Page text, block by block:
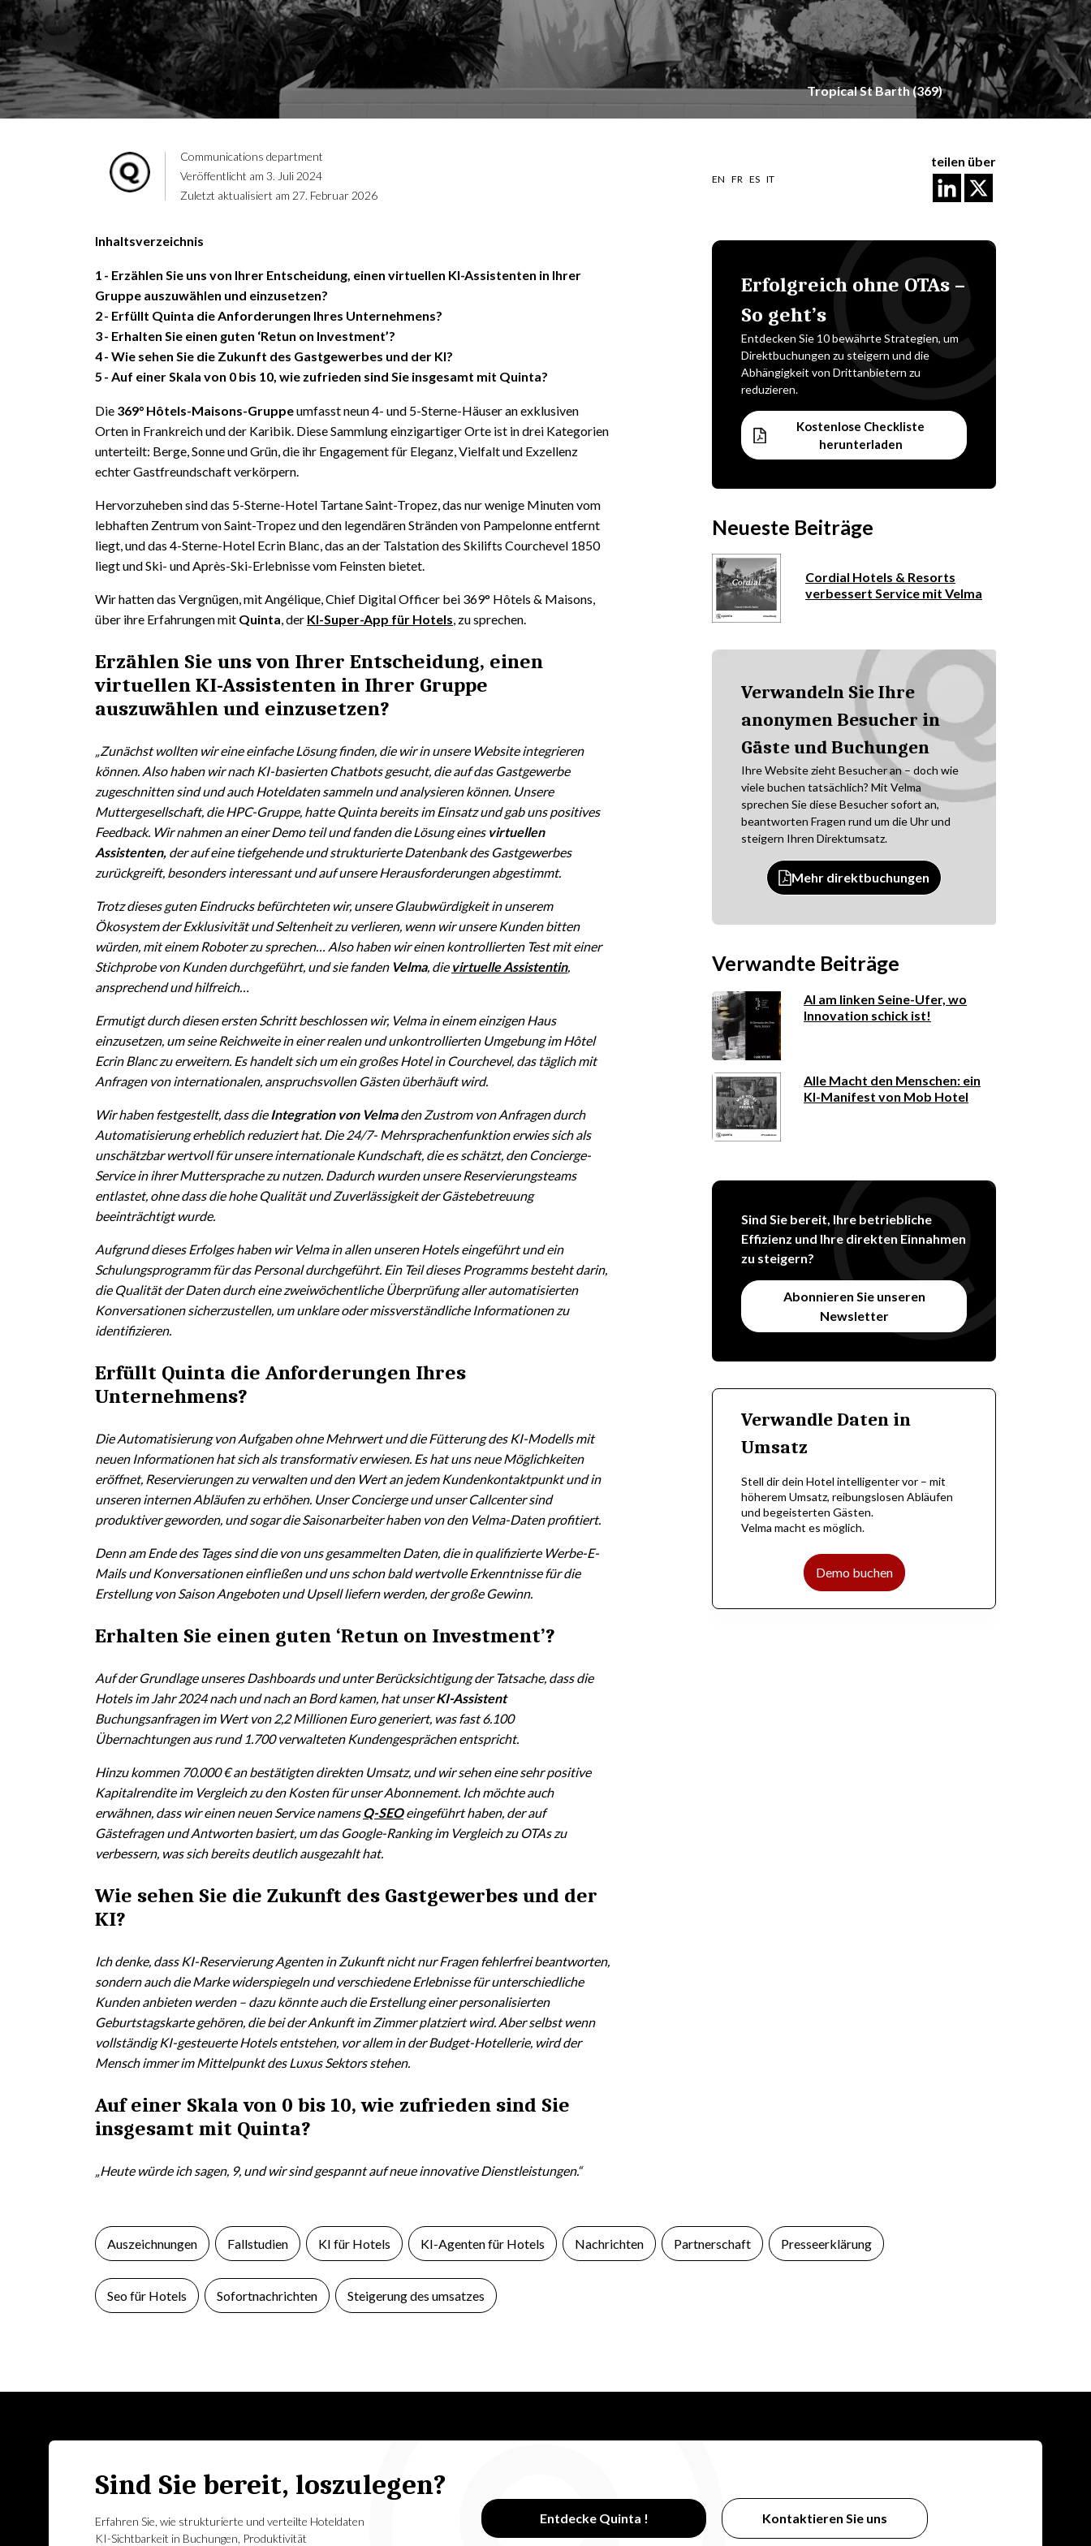
Tropical St Barth (369)
Communications department
Veröffentlicht am 3. Juli 2024
Zuletzt aktualisiert am 27. Februar 2026
EN FR ES IT
teilen über
Inhaltsverzeichnis
1
Erzählen Sie uns von Ihrer Entscheidung, einen virtuellen KI-Assistenten in Ihrer
Gruppe auszuwählen und einzusetzen?
2
Erfüllt Quinta die Anforderungen Ihres Unternehmens?
3
Erhalten Sie einen guten ‘Retun on Investment’?
4 Wie sehen Sie die Zukunft des Gastgewerbes und der KI?
5
Auf einer Skala von 0 bis 10, wie zufrieden sind Sie insgesamt mit Quinta?
Die 369° Hôtels-Maisons-Gruppeumfasst neun 4- und 5-Sterne-Häuser an exklusiven
Orten in Frankreich und der Karibik. Diese Sammlung einzigartiger Orte ist in drei Kategorien
unterteilt: Berge, Sonne und Grün, die ihr Engagement für Eleganz, Vielfalt und Exzellenz
echter Gastfreundschaft verkörpern.
Hervorzuheben sind das 5-Sterne-Hotel Tartane Saint-Tropez, das nur wenige Minuten vom
lebhaften Zentrum von Saint-Tropez und den legendären Stränden von Pampelonne entfernt
liegt, und das 4-Sterne-Hotel Ecrin Blanc, das an der Talstation des Skilifts Courchevel 1850
liegt und Ski- und Après-Ski-Erlebnisse vom Feinsten bietet.
Wir hatten das Vergnügen, mit Angélique, Chief Digital Officer bei 369° Hôtels & Maisons,
über ihre Erfahrungen mit Quinta, der KI-Super-App für Hotels, zu sprechen.
Erzählen Sie uns von Ihrer Entscheidung, einen
virtuellen KI-Assistenten in Ihrer Gruppe
auszuwählen und einzusetzen?
„Zunächst wollten wir eine einfache Lösung finden, die wir in unsere Website integrieren
können. Also haben wir nach KI-basierten Chatbots gesucht, die auf das Gastgewerbe
zugeschnitten sind und auch Hoteldaten sammeln und analysieren können. Unsere
Muttergesellschaft, die HPC-Gruppe, hatte Quinta bereits im Einsatz und gab uns positives
Feedback. Wir nahmen an einer Demo teil und fanden die Lösung eines virtuellen
Assistenten, der auf eine tiefgehende und strukturierte Datenbank des Gastgewerbes
zurückgreift, besonders interessant und auf unsere Herausforderungen abgestimmt.
Trotz dieses guten Eindrucks befürchteten wir, unsere Glaubwürdigkeit in unserem
Ökosystem der Exklusivität und Seltenheit zu verlieren, wenn wir unsere Kunden bitten
würden, mit einem Roboter zu sprechen… Also haben wir einen kontrollierten Test mit einer
Stichprobe von Kunden durchgeführt, und sie fanden Velma, die virtuelle Assistentin,
ansprechend und hilfreich…
Ermutigt durch diesen ersten Schritt beschlossen wir, Velma in einem einzigen Haus
einzusetzen, um seine Reichweite in einer realen und unkontrollierten Umgebung im Hôtel
Ecrin Blanc zu erweitern. Es handelt sich um ein großes Hotel in Courchevel, das täglich mit
Anfragen von internationalen, anspruchsvollen Gästen überhäuft wird.
Wir haben festgestellt, dass dieIntegration von Velmaden Zustrom von Anfragen durch
Automatisierung erheblich reduziert hat. Die 24/7- Mehrsprachenfunktion erwies sich als
unschätzbar wertvoll für unsere internationale Kundschaft, die es schätzt, den Concierge-
Service in ihrer Muttersprache zu nutzen. Dadurch wurden unsere Reservierungsteams
entlastet, ohne dass die hohe Qualität und Zuverlässigkeit der Gästebetreuung
beeinträchtigt wurde.
Aufgrund dieses Erfolges haben wir Velma in allen unseren Hotels eingeführt und ein
Schulungsprogramm für das Personal durchgeführt. Ein Teil dieses Programms besteht darin,
die Qualität der Daten durch eine zweiwöchentliche Überprüfung aller automatisierten
Konversationen sicherzustellen, um unklare oder missverständliche Informationen zu
identifizieren.
Erfüllt Quinta die Anforderungen Ihres
Unternehmens?
Die Automatisierung von Aufgaben ohne Mehrwert und die Fütterung des KI-Modells mit
neuen Informationen hat sich als transformativ erwiesen. Es hat uns neue Möglichkeiten
eröffnet, Reservierungen zu verwalten und den Wert an jedem Kundenkontaktpunkt und in
unseren internen Abläufen zu erhöhen. Unser Concierge und unser Callcenter sind
produktiver geworden, und sogar die Saisonarbeiter haben von den Velma-Daten profitiert.
Denn am Ende des Tages sind die von uns gesammelten Daten, die in qualifizierte Werbe-E-
Mails und Konversationen einfließen und uns schon bald wertvolle Erkenntnisse für die
Erstellung von Saison Angeboten und Upsell liefern werden, der große Gewinn.
Erhalten Sie einen guten ‘Retun on Investment’?
Auf der Grundlage unseres Dashboards und unter Berücksichtigung der Tatsache, dass die
Hotels im Jahr 2024 nach und nach an Bord kamen, hat unserKI-Assistent
Buchungsanfragen im Wert von 2,2 Millionen Euro generiert, was fast 6.100
Übernachtungen aus rund 1.700 verwalteten Kundengesprächen entspricht.
Hinzu kommen 70.000 € an bestätigten direkten Umsatz, und wir sehen eine sehr positive
Kapitalrendite im Vergleich zu den Kosten für unser Abonnement. Ich möchte auch
erwähnen, dass wir einen neuen Service namensQ-SEOeingeführt haben, der auf
Gästefragen und Antworten basiert, um das Google-Ranking im Vergleich zu OTAs zu
verbessern, was sich bereits deutlich ausgezahlt hat.
Wie sehen Sie die Zukunft des Gastgewerbes und der
KI?
Ich denke, dass KI-Reservierung Agenten in Zukunft nicht nur Fragen fehlerfrei beantworten,
sondern auch die Marke widerspiegeln und verschiedene Erlebnisse für unterschiedliche
Kunden anbieten werden – dazu könnte auch die Erstellung einer personalisierten
Geburtstagskarte gehören, die bei der Ankunft im Zimmer platziert wird. Aber selbst wenn
vollständig KI-gesteuerte Hotels entstehen, vor allem in der Budget-Hotellerie, wird der
Mensch immer im Mittelpunkt des Luxus Sektors stehen.
Auf einer Skala von 0 bis 10, wie zufrieden sind Sie
insgesamt mit Quinta?
„Heute würde ich sagen, 9, und wir sind gespannt auf neue innovative Dienstleistungen.“
Erfolgreich ohne OTAs –
So geht’s
Entdecken Sie 10 bewährte Strategien, um
Direktbuchungen zu steigern und die
Abhängigkeit von Drittanbietern zu
reduzieren.
Kostenlose Checkliste
herunterladen
Neueste Beiträge
Cordial Hotels & Resorts
verbessert Service mit Velma
Verwandeln Sie Ihre
anonymen Besucher in
Gäste und Buchungen
Ihre Website zieht Besucher an – doch wie
viele buchen tatsächlich? Mit Velma
sprechen Sie diese Besucher sofort an,
beantworten Fragen rund um die Uhr und
steigern Ihren Direktumsatz.
Mehr direktbuchungen
Verwandte Beiträge
AI am linken Seine-Ufer, wo
Innovation schick ist!
Alle Macht den Menschen: ein
KI-Manifest von Mob Hotel
Sind Sie bereit, Ihre betriebliche
Effizienz und Ihre direkten Einnahmen
zu steigern?
Abonnieren Sie unseren
Newsletter
Verwandle Daten in
Umsatz
Stell dir dein Hotel intelligenter vor – mit
höherem Umsatz, reibungslosen Abläufen
und begeisterten Gästen.
Velma macht es möglich.
Demo buchen
Auszeichnungen Fallstudien KI für Hotels KI-Agenten für Hotels Nachrichten Partnerschaft Presseerklärung
Seo für Hotels Sofortnachrichten Steigerung des umsatzes
Sind Sie bereit, loszulegen?
Erfahren Sie, wie strukturierte und verteilte Hoteldaten
KI-Sichtbarkeit in Buchungen, Produktivität
Entdecke Quinta ! Kontaktieren Sie uns